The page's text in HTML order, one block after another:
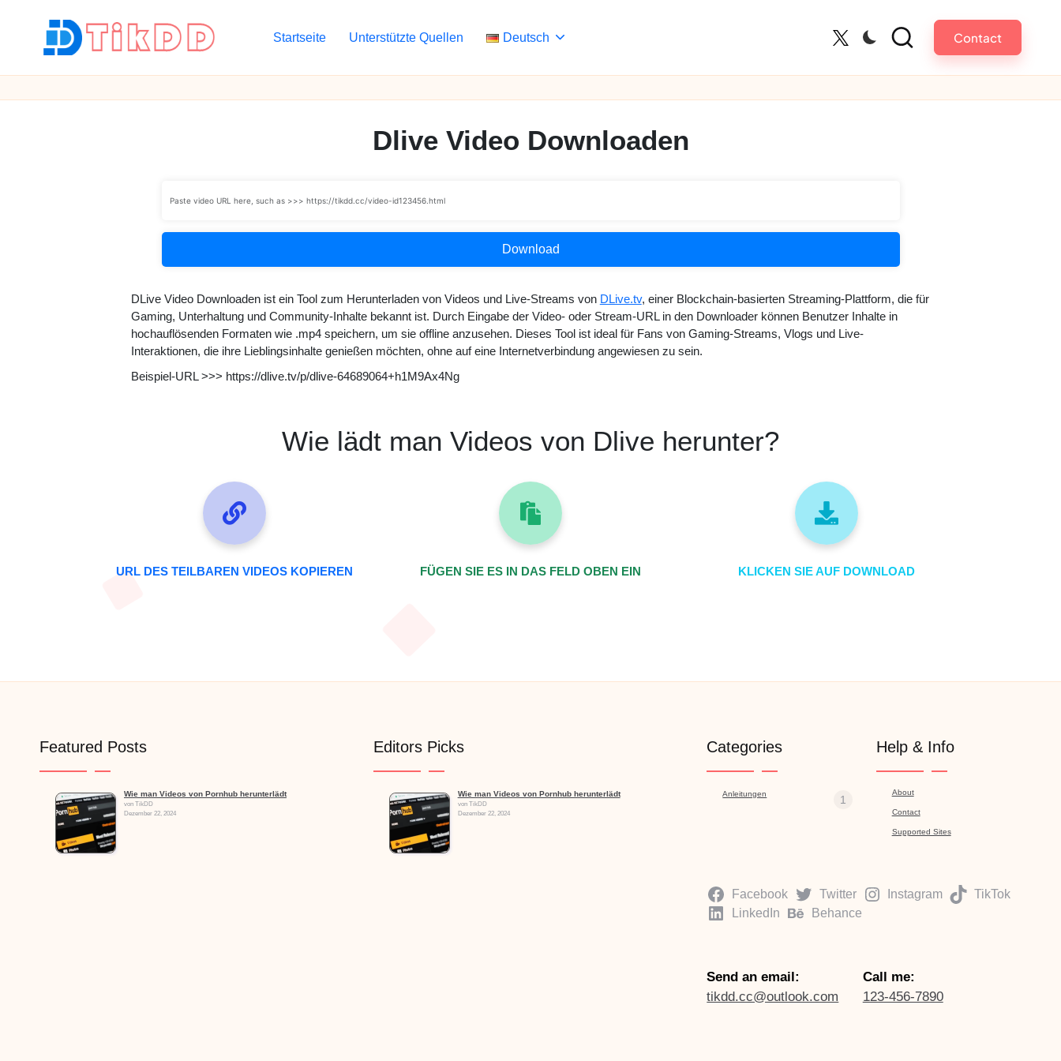
T
i
Startseite Unterstützte Quellen Deutsch Twitter Contact
Dlive Video Downloaden
Download
DLive Video Downloaden ist ein Tool zum Herunterladen von Videos und Live-Streams von DLive.tv, einer Blockchain-basierten Streaming-Plattform, die für
Gaming, Unterhaltung und Community-Inhalte bekannt ist. Durch Eingabe der Video- oder Stream-URL in den Downloader können Benutzer Inhalte in
hochauflösenden Formaten wie .mp4 speichern, um sie offline anzusehen. Dieses Tool ist ideal für Fans von Gaming-Streams, Vlogs und Live-
Interaktionen, die ihre Lieblingsinhalte genießen möchten, ohne auf eine Internetverbindung angewiesen zu sein.
Beispiel-URL >>> https://dlive.tv/p/dlive-64689064+h1M9Ax4Ng
Wie lädt man Videos von Dlive herunter?
URL DES TEILBAREN VIDEOS KOPIEREN FÜGEN SIE ES IN DAS FELD OBEN EIN KLICKEN SIE AUF DOWNLOAD
Featured Posts
Wie man Videos von Pornhub herunterlädt
von TikDD
Dezember 22, 2024
Editors Picks
Wie man Videos von Pornhub herunterlädt
von TikDD
Dezember 22, 2024
Categories
Anleitungen 1
Help & Info
About
Contact
Supported Sites
Facebook Twitter Instagram
TikTok
LinkedIn
Behance
Send an email:
tikdd.cc@outlook.com
Call me:
123-456-7890